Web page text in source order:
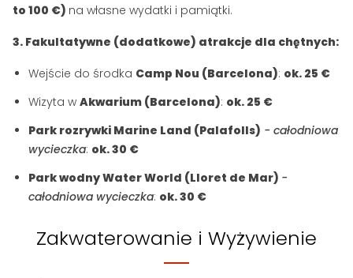
to 100 €) na własne wydatki i pamiątki.
3. Fakultatywne (dodatkowe) atrakcje dla chętnych:
Wejście do środka Camp Nou (Barcelona): ok. 25 €
Wizyta w Akwarium (Barcelona): ok. 25 €
Park rozrywki Marine Land (Palafolls) - całodniowa
wycieczka: ok. 30 €
Park wodny Water World (Lloret de Mar) -
całodniowa wycieczka: ok. 30 €
Zakwaterowanie i Wyżywienie